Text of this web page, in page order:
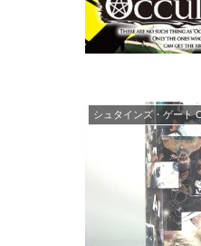
シュタインズ・ゲート